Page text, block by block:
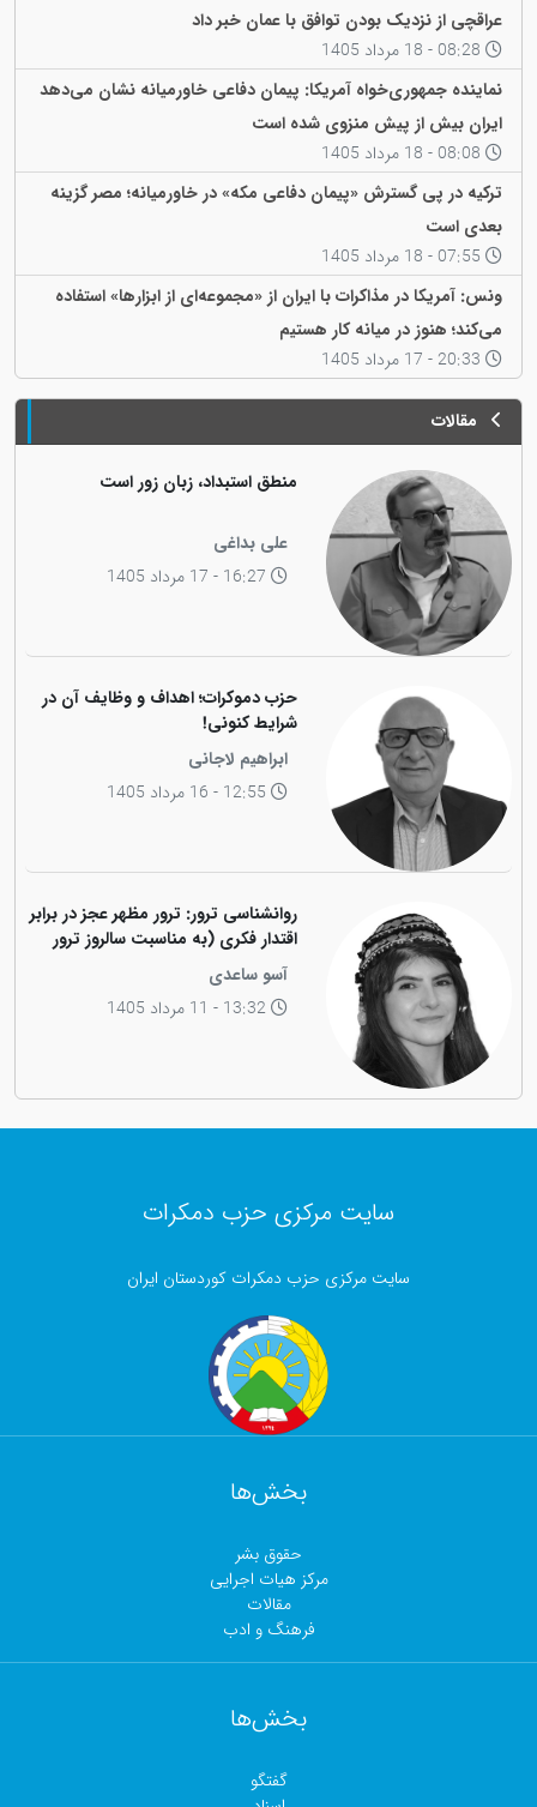
عراقچی از نزدیک بودن توافق با عمان خبر داد
نماینده جمهوری‌خواه آمریکا: پیمان دفاعی خاورمیانه نشان می‌دهد
ایران بیش از پیش منزوی شده است
ترکیه در پی گسترش «پیمان دفاعی مکه» در خاورمیانه؛ مصر گزینه
بعدی است
ونس: آمریکا در مذاکرات با ایران از «مجموعه‌ای از ابزارها» استفاده
می‌کند؛ هنوز در میانه کار هستیم
مقالات
منطق استبداد، زبان زور است
علی بداغی
حزب دموکرات؛ اهداف و وظایف آن در
شرایط کنونی!
ابراهیم لاجانی
روانشناسی ترور: ترور مظهر عجز در برابر
اقتدار فکری (به مناسبت سالروز ترور
فیزیکی رهبر کاریزماتیک ملت کورد،
دکتر عبدالرحمان قاسملو)
آسو ساعدی
13:32 - 11 مرداد 1405
سایت مرکزی حزب دمکرات
سایت مرکزی حزب دمکرات کوردستان ایران
بخش‌ها
حقوق بشر
مرکز هیات اجرایی
مقالات
فرهنگ و ادب
بخش‌ها
گفتگو